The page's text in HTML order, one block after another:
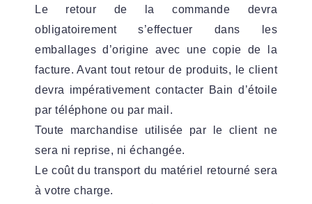
Le retour de la commande devra
obligatoirement s’effectuer dans les
emballages d’origine avec une copie de la
facture. Avant tout retour de produits, le client
devra impérativement contacter Bain d’étoile
par téléphone ou par mail.
Toute marchandise utilisée par le client ne
sera ni reprise, ni échangée.
Le coût du transport du matériel retourné sera
à votre charge.